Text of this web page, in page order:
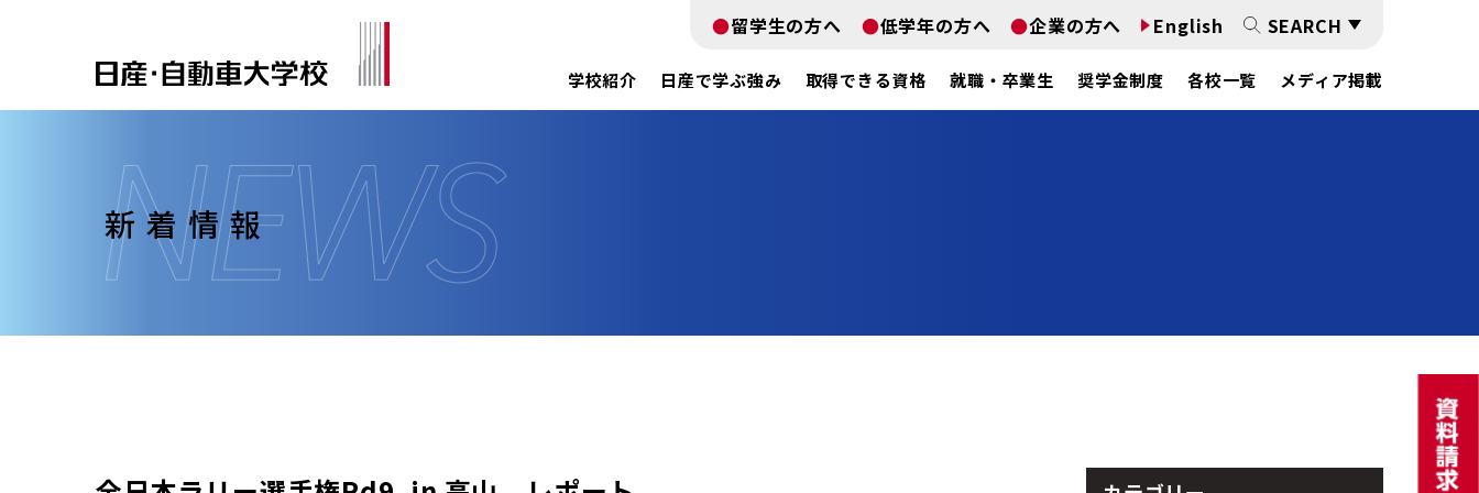
学校紹介 日産で学ぶ強み 取得できる資格 就職・卒業生 奨学金制度 各校一覧 メディア掲載
留学生の方へ 低学年の方へ 企業の方へ English SEARCH
新着情報